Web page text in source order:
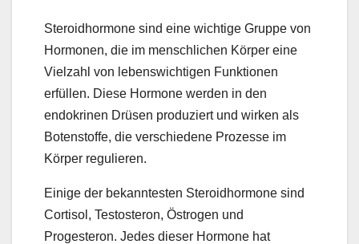
Steroidhormone sind eine wichtige Gruppe von
Hormonen, die im menschlichen Körper eine
Vielzahl von lebenswichtigen Funktionen
erfüllen. Diese Hormone werden in den
endokrinen Drüsen produziert und wirken als
Botenstoffe, die verschiedene Prozesse im
Körper regulieren.
Einige der bekanntesten Steroidhormone sind
Cortisol, Testosteron, Östrogen und
Progesteron. Jedes dieser Hormone hat